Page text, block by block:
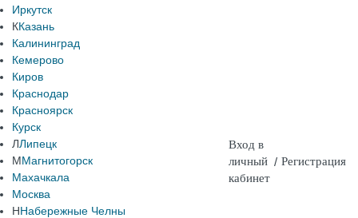
Иркутск
ККазань
Калининград
Кемерово
Киров
Краснодар
Красноярск
Курск
ЛЛипецк
ММагнитогорск
Махачкала
Москва
ННабережные Челны
Вход в
личный
кабинет
/ Регистрация